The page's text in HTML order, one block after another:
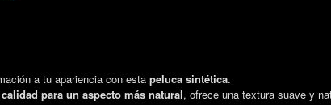
a tu apariencia con esta peluca sintética.
para un aspecto más natural, ofrece una textura suave y